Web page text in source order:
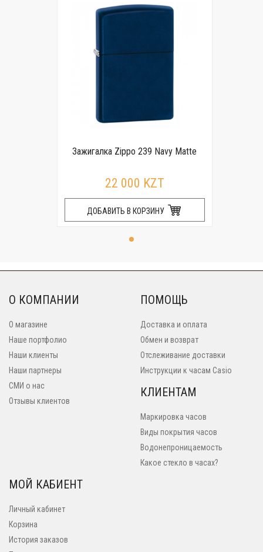
Зажигалка Zippo 239 Navy Matte
22 000 KZT
ДОБАВИТЬ В КОРЗИНУ
О КОМПАНИИ
О магазине
Наше портфолио
Наши клиенты
Наши партнеры
СМИ о нас
Отзывы клиентов
ПОМОЩЬ
Доставка и оплата
Обмен и возврат
Отслеживание доставки
Инструкции к часам Casio
КЛИЕНТАМ
Маркировка часов
Виды покрытия часов
Водонепроницаемость
Какое стекло в часах?
МОЙ КАБИЕНТ
Личный кабинет
Корзина
История заказов